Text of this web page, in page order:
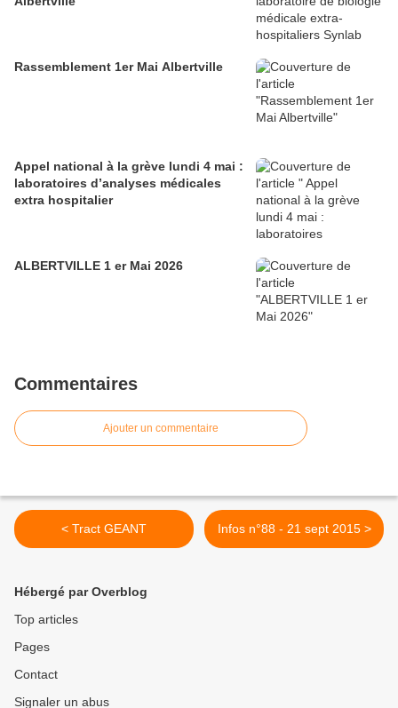
Rassemblement 1er Mai Albertville
Appel national à la grève lundi 4 mai :
laboratoires d’analyses médicales
extra hospitalier
ALBERTVILLE 1 er Mai 2026
Commentaires
Ajouter un commentaire
< Tract GEANT Infos n°88 - 21 sept 2015 >
Hébergé par Overblog
Top articles
Pages
Contact
Signaler un abus